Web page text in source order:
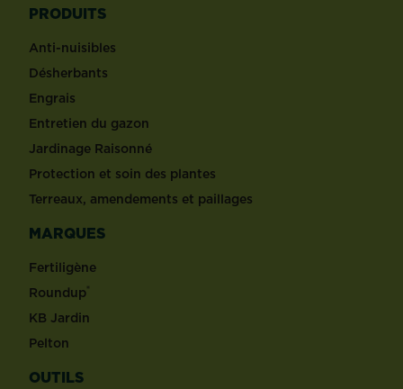
PRODUITS
Anti-nuisibles
Désherbants
Engrais
Entretien du gazon
Jardinage Raisonné
Protection et soin des plantes
Terreaux, amendements et paillages
MARQUES
Fertiligène
Roundup®
KB Jardin
Pelton
OUTILS